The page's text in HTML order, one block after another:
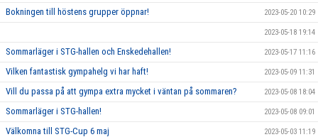
Bokningen till höstens grupper öppnar! 2023-05-20 10:29
2023-05-18 19:14
Sommarläger i STG-hallen och Enskedehallen! 2023-05-17 11:16
Vilken fantastisk gympahelg vi har haft! 2023-05-09 11:31
Vill du passa på att gympa extra mycket i väntan på sommaren? 2023-05-08 18:04
Sommarläger i STG-hallen! 2023-05-08 09:01
Välkomna till STG-Cup 6 maj 2023-05-03 11:19